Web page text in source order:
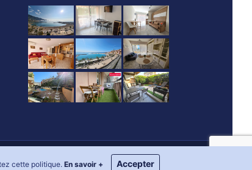
cette politique. En savoir + Accepter